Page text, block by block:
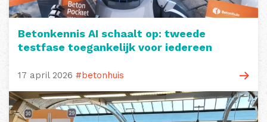
Betonkennis AI schaalt op: tweede
testfase toegankelijk voor iedereen
17 april 2026 #betonhuis